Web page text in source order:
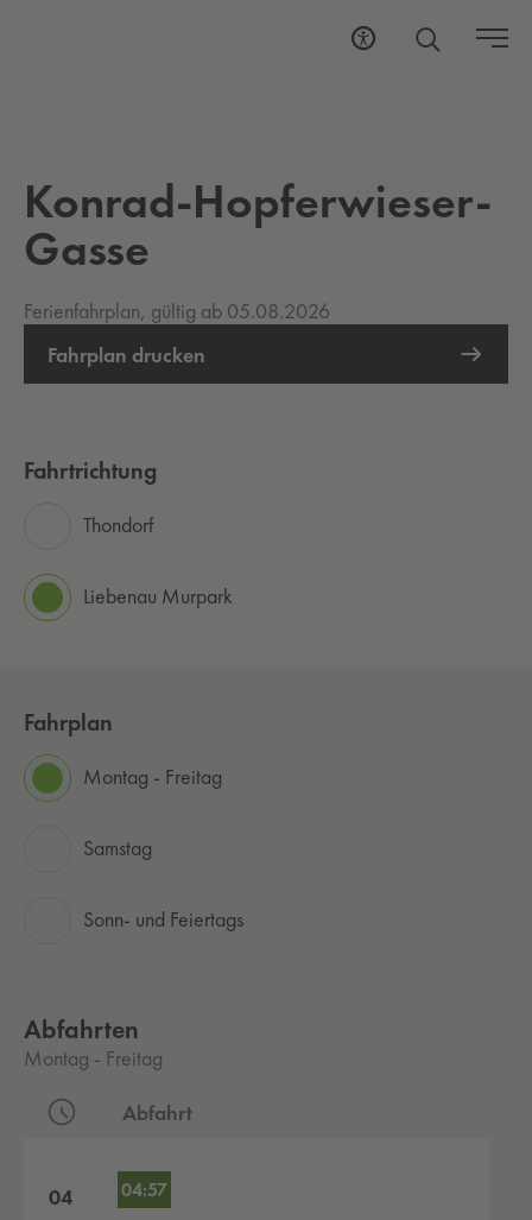
Konrad-Hopferwieser-
Gasse
Ferienfahrplan, gültig ab 05.08.2026
Fahrplan drucken
Fahrtrichtung
Thondorf
Liebenau Murpark
Fahrplan
Montag - Freitag
Samstag
Sonn- und Feiertags
Abfahrten
Montag - Freitag
Abfahrt
04 04:57